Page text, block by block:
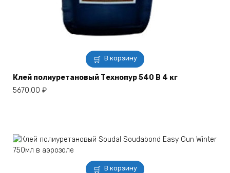
В корзину
Клей полиуретановый Технопур 540 В 4 кг
5670,00 ₽
В корзину